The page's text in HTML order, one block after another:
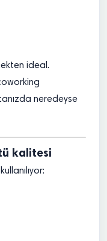
ideal.
neredeyse
kalitesi